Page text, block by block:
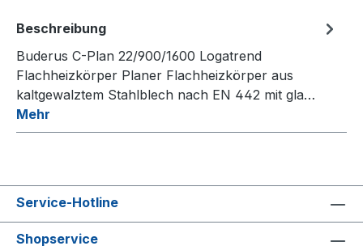
Beschreibung
Buderus C-Plan 22/900/1600 Logatrend
Flachheizkörper Planer Flachheizkörper aus
kaltgewalztem Stahlblech nach EN 442 mit gla…
Mehr
Service-Hotline
Shopservice